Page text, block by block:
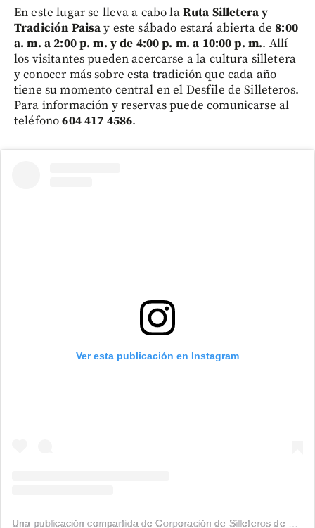
En este lugar se lleva a cabo laRuta Silletera y
Tradición Paisay este sábado estará abierta de8:00
a. m. a 2:00 p. m. y de 4:00 p. m. a 10:00 p. m.. Allí
los visitantes pueden acercarse a la cultura silletera
y conocer más sobre esta tradición que cada año
tiene su momento central en el Desfile de Silleteros.
Para información y reservas puede comunicarse al
teléfono604 417 4586.
Ver esta publicación en Instagram